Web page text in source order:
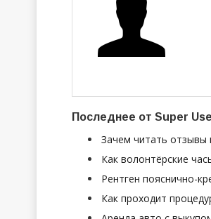
Последнее от Super
Зачем читать отзывы
Как волонтёрские
Рентген пояснично-
Как проходит